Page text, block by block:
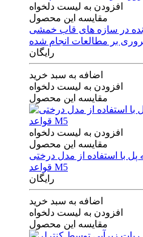
افزودن به لیست دلخواه
مقایسه این محصول
در سازه های قاب خمشی
بر مطالعات انجام شده
رایگان
اضافه به سبد خرید
افزودن به لیست دلخواه
مقایسه این محصول
افزودن به لیست دلخواه
مقایسه این محصول
با استفاده از مدل درختی
قواعد M5
رایگان
اضافه به سبد خرید
افزودن به لیست دلخواه
مقایسه این محصول